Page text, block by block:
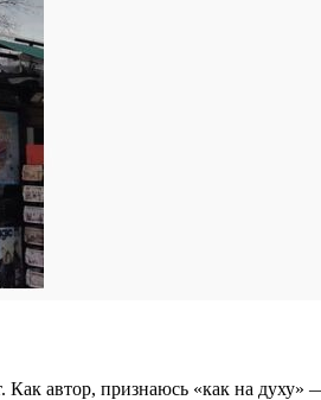
автор, признаюсь «как на духу»